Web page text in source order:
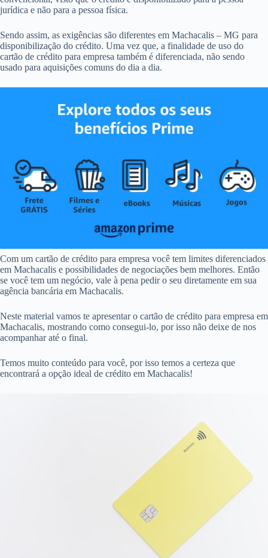
jurídica e não para a pessoa física.
Sendo assim, as exigências são diferentes em Machacalis – MG para
disponibilização do crédito. Uma vez que, a finalidade de uso do
cartão de crédito para empresa também é diferenciada, não sendo
usado para aquisições comuns do dia a dia.
Com um cartão de crédito para empresa você tem limites diferenciados
em Machacalis e possibilidades de negociações bem melhores. Então
se você tem um negócio, vale à pena pedir o seu diretamente em sua
agência bancária em Machacalis.
Neste material vamos te apresentar o cartão de crédito para empresa em
Machacalis, mostrando como consegui-lo, por isso não deixe de nos
acompanhar até o final.
Temos muito conteúdo para você, por isso temos a certeza que
encontrará a opção ideal de crédito em Machacalis!